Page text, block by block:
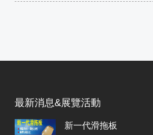
最新消息&展覽活動
新一代滑拖板